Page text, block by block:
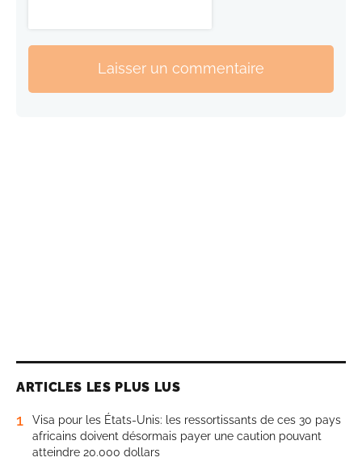
Laisser un commentaire
ARTICLES LES PLUS LUS
1
Visa pour les États-Unis: les ressortissants de ces 30 pays
africains doivent désormais payer une caution pouvant
atteindre 20.000 dollars